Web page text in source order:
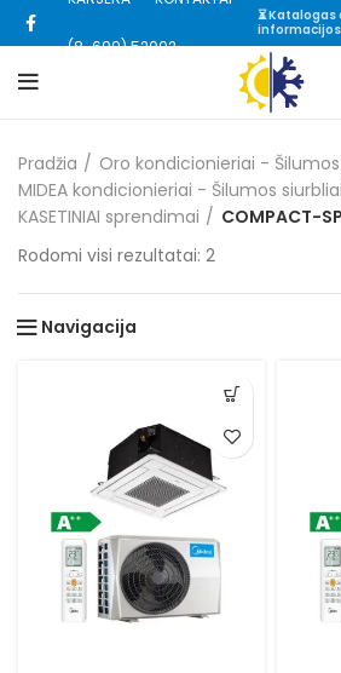
(8-699) 52002
⏳
informacijos
Pradžia
Oro kondicionieriai -
MIDEA kondicionieriai - Šilumos siurbliai
KASETINIAI sprendimai
COMPACT-
Rodomi visi rezultatai: 2Rūšiuojama
iki
Navigacija